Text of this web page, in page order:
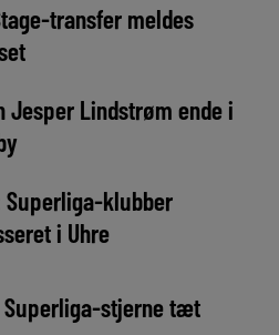
transfer meldes
Jesper Lindstrøm ende i
Superliga-klubber
i Uhre
Superliga-stjerne tæt